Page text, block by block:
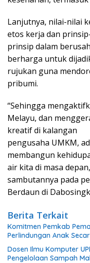
Lanjutnya, nilai-nilai
etos kerja dan
prinsip dalam
berharga untuk
rujukan guna
pribumi.
“Sehingga
Melayu, dan
kreatif di kalangan
pengusaha UMKM,
membangun
air kita di masa
sambutannya pada
Berdaun di
Berita Terkait
Komitmen Pemkab
Perlindungan Anak
Dosen Ilmu Komputer
Pengelolaan Sampah